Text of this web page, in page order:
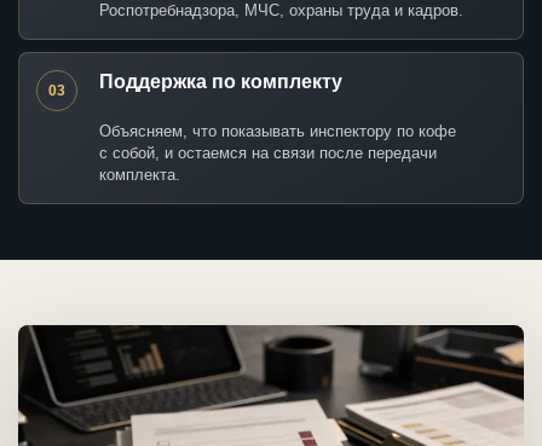
Роспотребнадзора, МЧС, охраны труда и кадров.
03 Поддержка по комплекту
Объясняем, что показывать инспектору по кофе
с собой, и остаемся на связи после передачи
комплекта.